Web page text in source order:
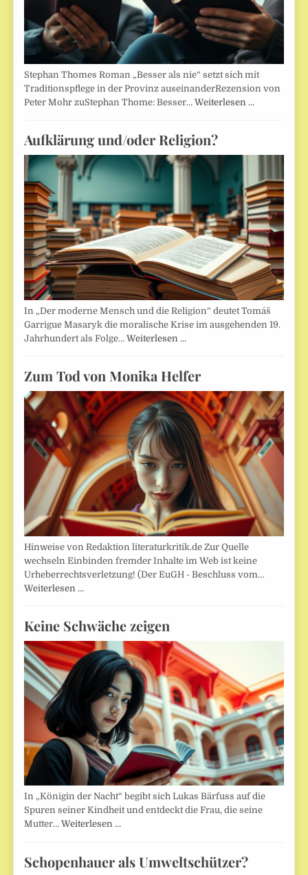
Stephan Thomes Roman „Besser als nie“ setzt sich mit
Traditionspflege in der Provinz auseinanderRezension von
Peter Mohr zuStephan Thome: Besser…Weiterlesen …
Aufklärung und/oder Religion?
In „Der moderne Mensch und die Religion“ deutet Tomáš
Garrigue Masaryk die moralische Krise im ausgehenden 19.
Jahrhundert als Folge…Weiterlesen …
Zum Tod von Monika Helfer
Hinweise von Redaktion literaturkritik.de Zur Quelle
wechseln Einbinden fremder Inhalte im Web ist keine
Urheberrechtsverletzung! (Der EuGH - Beschluss vom…
Weiterlesen …
Keine Schwäche zeigen
In „Königin der Nacht“ begibt sich Lukas Bärfuss auf die
Spuren seiner Kindheit und entdeckt die Frau, die seine
Mutter…Weiterlesen …
Schopenhauer als Umweltschützer?